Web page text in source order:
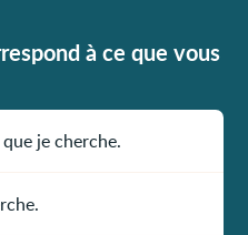
à ce que vous
je cherche.